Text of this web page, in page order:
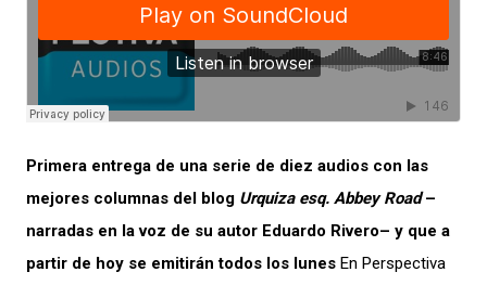
Primera entrega de una serie de diez audios con las
mejores columnas del blog Urquiza esq. Abbey Road–
narradas en la voz de su autor Eduardo Rivero– y que a
partir de hoy se emitirán todos los lunes En Perspectiva